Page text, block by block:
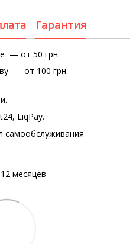
Гарантия
— от 50 грн.
— от 100 грн.
LiqPay.
самообслуживания
месяцев